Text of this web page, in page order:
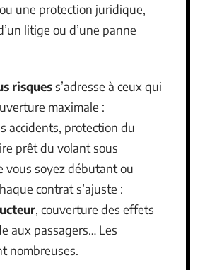
une protection juridique,
litige ou d’une panne
risquess’adresse à ceux qui
maximale :
accidents, protection du
prêt du volant sous
vous soyez débutant ou
contrat s’ajuste :
, couverture des effets
aux passagers… Les
nombreuses.